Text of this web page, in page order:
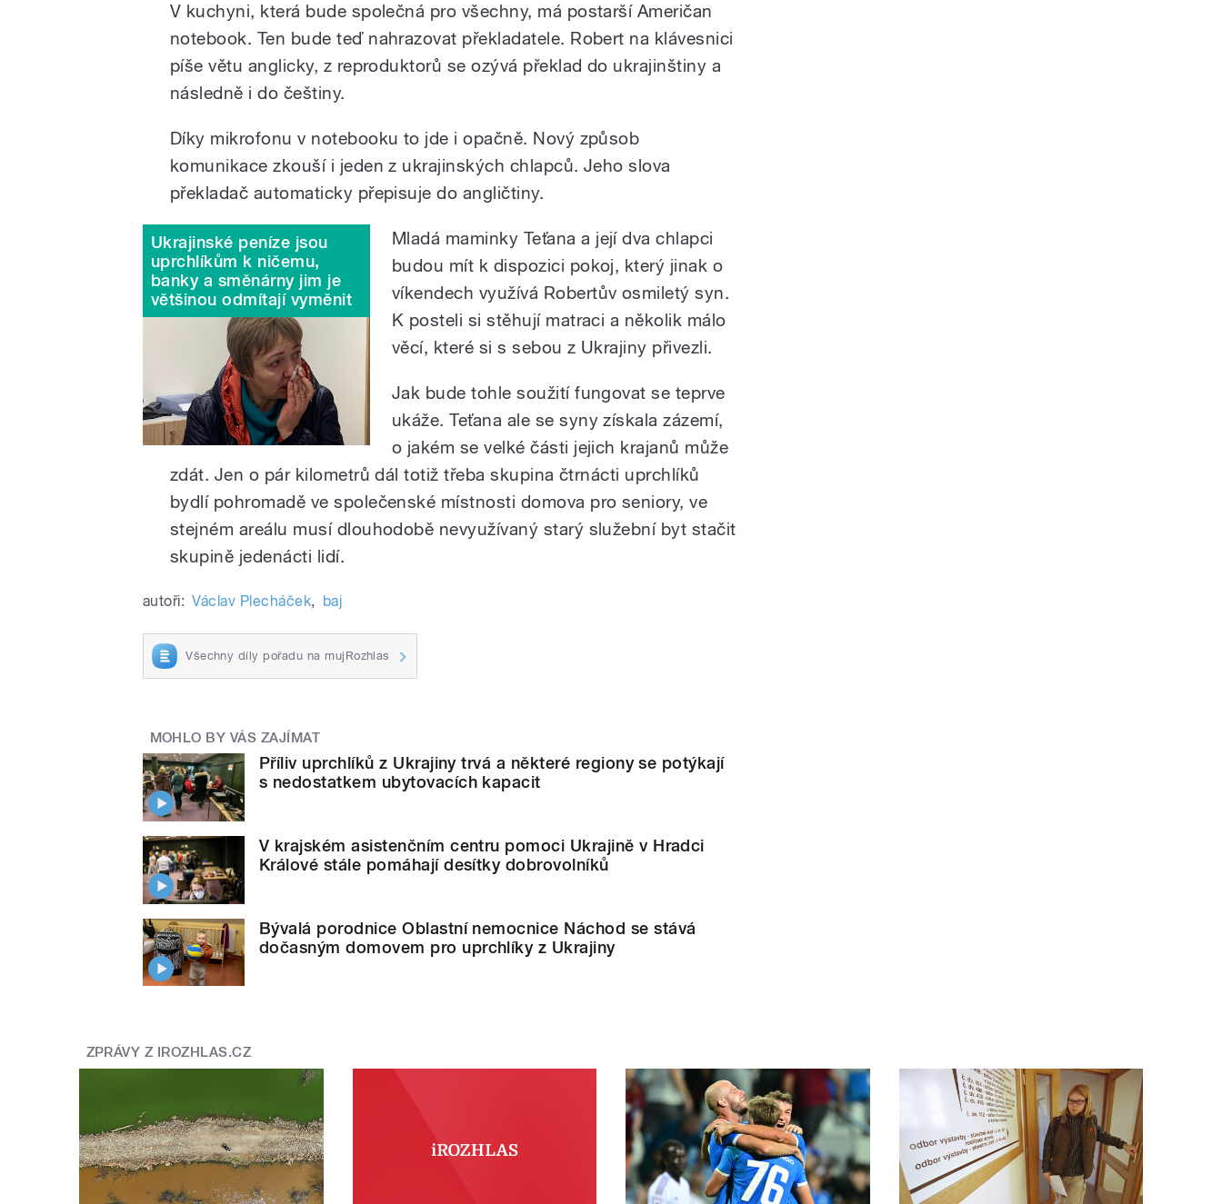
V kuchyni, která bude společná pro všechny, má postarší Američan
notebook. Ten bude teď nahrazovat překladatele. Robert na klávesnici
píše větu anglicky, z reproduktorů se ozývá překlad do ukrajinštiny a
následně i do češtiny.
Díky mikrofonu v notebooku to jde i opačně. Nový způsob
komunikace zkouší i jeden z ukrajinských chlapců. Jeho slova
překladač automaticky přepisuje do angličtiny.
Ukrajinské peníze jsou
uprchlíkům k ničemu,
banky a směnárny jim je
většinou odmítají vyměnit
Mladá maminky Teťana a její dva chlapci
budou mít k dispozici pokoj, který jinak o
víkendech využívá Robertův osmiletý syn.
K posteli si stěhují matraci a několik málo
věcí, které si s sebou z Ukrajiny přivezli.
Jak bude tohle soužití fungovat se teprve
ukáže. Teťana ale se syny získala zázemí,
o jakém se velké části jejich krajanů může
zdát. Jen o pár kilometrů dál totiž třeba skupina čtrnácti uprchlíků
bydlí pohromadě ve společenské místnosti domova pro seniory, ve
stejném areálu musí dlouhodobě nevyužívaný starý služební byt stačit
skupině jedenácti lidí.
autoři: Václav Plecháček, baj
Všechny díly pořadu na mujRozhlas
MOHLO BY VÁS ZAJÍMAT
Příliv uprchlíků z Ukrajiny trvá a některé regiony se potýkají
s nedostatkem ubytovacích kapacit
V krajském asistenčním centru pomoci Ukrajině v Hradci
Králové stále pomáhají desítky dobrovolníků
Bývalá porodnice Oblastní nemocnice Náchod se stává
dočasným domovem pro uprchlíky z Ukrajiny
ZPRÁVY Z IROZHLAS.CZ